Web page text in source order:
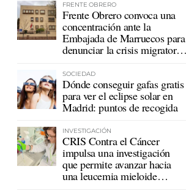
FRENTE OBRERO
Frente Obrero convoca una
concentración ante la
Embajada de Marruecos para
denunciar la crisis migratoria
SOCIEDAD
Dónde conseguir gafas gratis
para ver el eclipse solar en
Madrid: puntos de recogida
INVESTIGACIÓN
CRIS Contra el Cáncer
impulsa una investigación
que permite avanzar hacia
una leucemia mieloide